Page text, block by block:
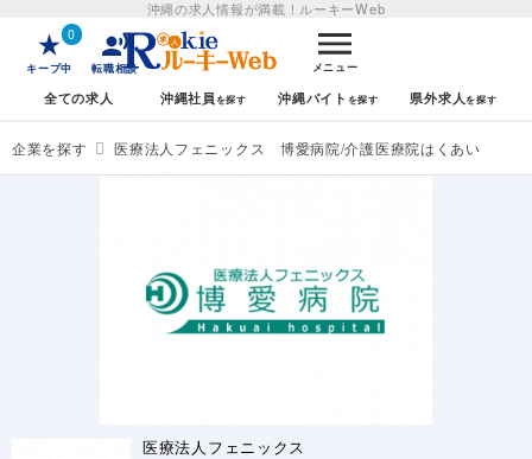
沖縄の求人情報が満載！ ルーキーWeb
0
キープ中 転職相談 メニュー
全ての求人 沖縄社員 沖縄バイト 県外求人
企業を探す 医療法人フェニックス 博愛病院/介護医療院はくあい
医療法人フェニックス